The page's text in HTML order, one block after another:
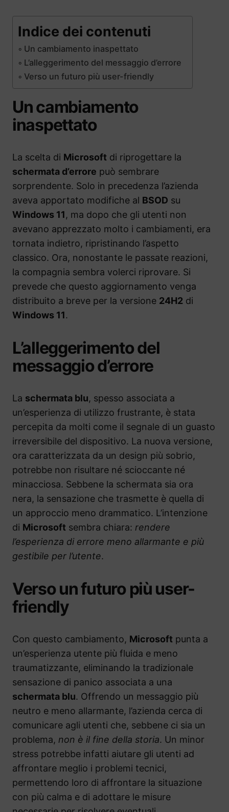
Indice dei contenuti
Un cambiamento inaspettato
L’alleggerimento del messaggio d’errore
Verso un futuro più user-friendly
Un cambiamento
inaspettato
La scelta di Microsoft di riprogettare la
schermata d’errore può sembrare
sorprendente. Solo in precedenza l’azienda
aveva apportato modifiche al BSOD su
Windows 11, ma dopo che gli utenti non
avevano apprezzato molto i cambiamenti, era
tornata indietro, ripristinando l’aspetto
classico. Ora, nonostante le passate reazioni,
la compagnia sembra volerci riprovare. Si
prevede che questo aggiornamento venga
distribuito a breve per la versione 24H2 di
Windows 11.
L’alleggerimento del
messaggio d’errore
La schermata blu, spesso associata a
un’esperienza di utilizzo frustrante, è stata
percepita da molti come il segnale di un guasto
irreversibile del dispositivo. La nuova versione,
ora caratterizzata da un design più sobrio,
potrebbe non risultare né scioccante né
minacciosa. Sebbene la schermata sia ora
nera, la sensazione che trasmette è quella di
un approccio meno drammatico. L’intenzione
di Microsoft sembra chiara: rendere
l’esperienza di errore meno allarmante e più
gestibile per l’utente.
Verso un futuro più user-
friendly
Con questo cambiamento, Microsoft punta a
un’esperienza utente più fluida e meno
traumatizzante, eliminando la tradizionale
sensazione di panico associata a una
schermata blu. Offrendo un messaggio più
neutro e meno allarmante, l’azienda cerca di
comunicare agli utenti che, sebbene ci sia un
problema, non è il fine della storia. Un minor
stress potrebbe infatti aiutare gli utenti ad
affrontare meglio i problemi tecnici,
permettendo loro di affrontare la situazione
con più calma e di adottare le misure